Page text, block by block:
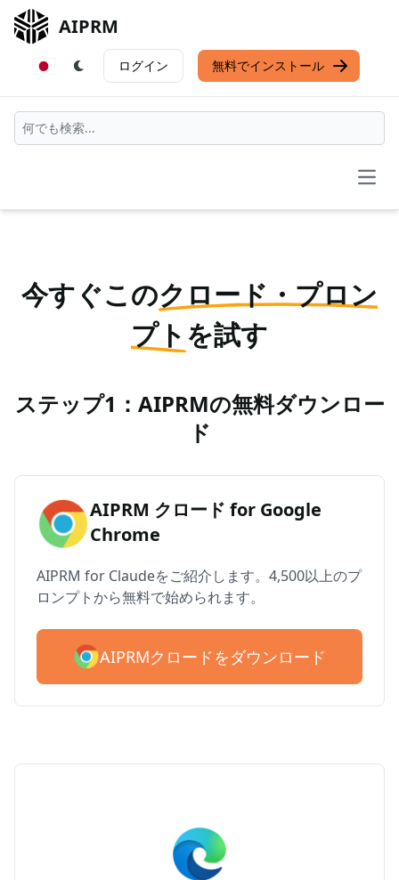
AIPRM
ログイン 無料でインストール
今すぐこのクロード・プロン
プト を試す
ステップ1：AIPRMの無料ダウンロー
ド
AIPRM クロード for Google
Chrome
AIPRM for Claudeをご紹介します。4,500以上のプ
ロンプトから無料で始められます。
AIPRMクロードをダウンロード